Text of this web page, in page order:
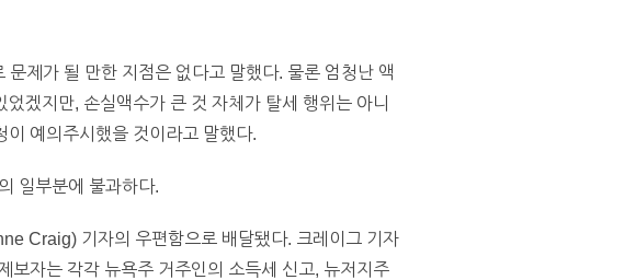
제가 될 만한 지점은 없다고 말했다. 물론 엄청난 액
겠지만, 손실액수가 큰 것 자체가 탈세 행위는 아니
예의주시했을 것이라고 말했다.
일부분에 불과하다.
Craig) 기자의 우편함으로 배달됐다. 크레이그 기자
보자는 각각 뉴욕주 거주인의 소득세 신고, 뉴저지주